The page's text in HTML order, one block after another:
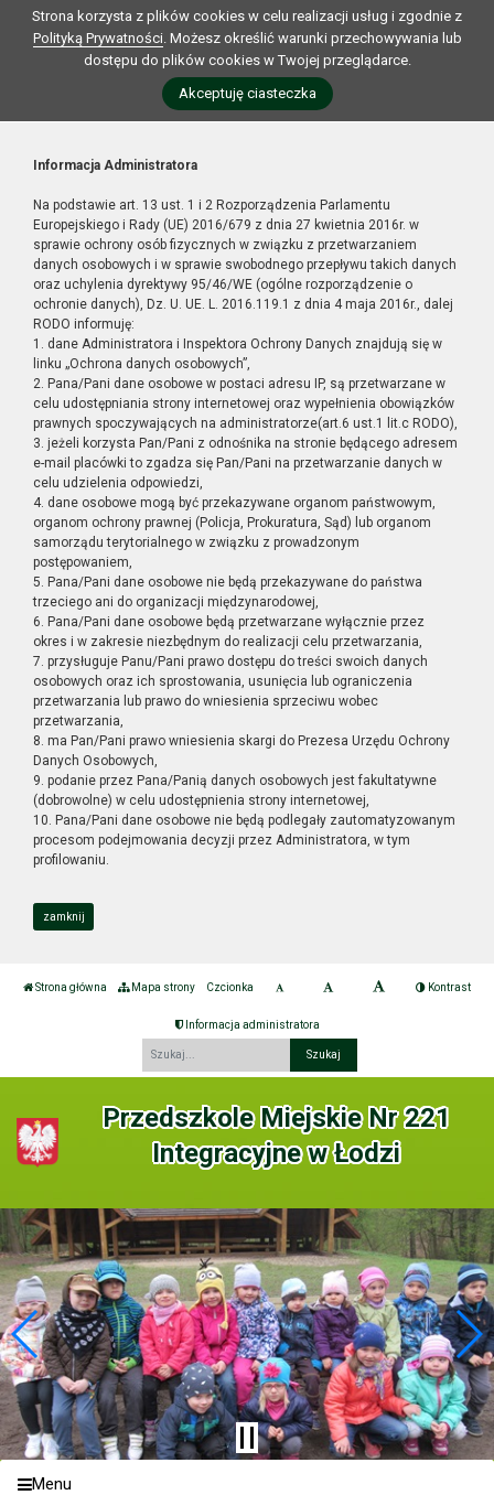
Strona korzysta z plików cookies w celu realizacji usług i zgodnie z
Polityką Prywatności. Możesz określić warunki przechowywania lub
dostępu do plików cookies w Twojej przeglądarce.
Akceptuję ciasteczka
Informacja Administratora
Na podstawie art. 13 ust. 1 i 2 Rozporządzenia Parlamentu
Europejskiego i Rady (UE) 2016/679 z dnia 27 kwietnia 2016r. w
sprawie ochrony osób fizycznych w związku z przetwarzaniem
danych osobowych i w sprawie swobodnego przepływu takich danych
oraz uchylenia dyrektywy 95/46/WE (ogólne rozporządzenie o
ochronie danych), Dz. U. UE. L. 2016.119.1 z dnia 4 maja 2016r., dalej
RODO informuję:
1. dane Administratora i Inspektora Ochrony Danych znajdują się w
linku „Ochrona danych osobowych”,
2. Pana/Pani dane osobowe w postaci adresu IP, są przetwarzane w
celu udostępniania strony internetowej oraz wypełnienia obowiązków
prawnych spoczywających na administratorze(art.6 ust.1 lit.c RODO),
3. jeżeli korzysta Pan/Pani z odnośnika na stronie będącego adresem
e-mail placówki to zgadza się Pan/Pani na przetwarzanie danych w
celu udzielenia odpowiedzi,
4. dane osobowe mogą być przekazywane organom państwowym,
organom ochrony prawnej (Policja, Prokuratura, Sąd) lub organom
samorządu terytorialnego w związku z prowadzonym
postępowaniem,
5. Pana/Pani dane osobowe nie będą przekazywane do państwa
trzeciego ani do organizacji międzynarodowej,
6. Pana/Pani dane osobowe będą przetwarzane wyłącznie przez
okres i w zakresie niezbędnym do realizacji celu przetwarzania,
7. przysługuje Panu/Pani prawo dostępu do treści swoich danych
osobowych oraz ich sprostowania, usunięcia lub ograniczenia
przetwarzania lub prawo do wniesienia sprzeciwu wobec
przetwarzania,
8. ma Pan/Pani prawo wniesienia skargi do Prezesa Urzędu Ochrony
Danych Osobowych,
9. podanie przez Pana/Panią danych osobowych jest fakultatywne
(dobrowolne) w celu udostępnienia strony internetowej,
10. Pana/Pani dane osobowe nie będą podlegały zautomatyzowanym
procesom podejmowania decyzji przez Administratora, w tym
profilowaniu.
zamknij
Strona główna Mapa strony Czcionka Kontrast
Informacja administratora
Przedszkole Miejskie Nr 221
Integracyjne w Łodzi
Menu